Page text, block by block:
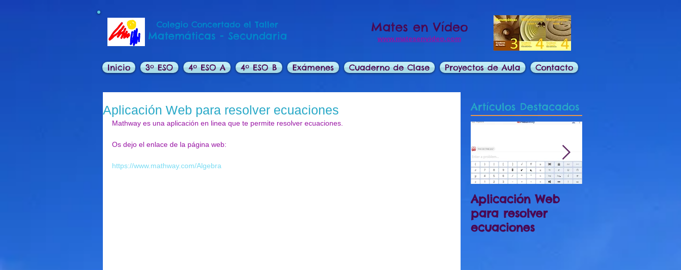
Colegio Concertado el Taller
Matemáticas - Secundaria
Mates en Vídeo
www.matesenvideo.com
Inicio 3º ESO 4º ESO A 4º ESO B Exámenes Cuaderno de Clase Proyectos de Aula Contacto
Aplicación Web para resolver ecuaciones
Mathway es una aplicación en linea que te permite resolver ecuaciones.
Os dejo el enlace de la página web:
https://www.mathway.com/Algebra
Artículos Destacados
Aplicación Web
para resolver
ecuaciones